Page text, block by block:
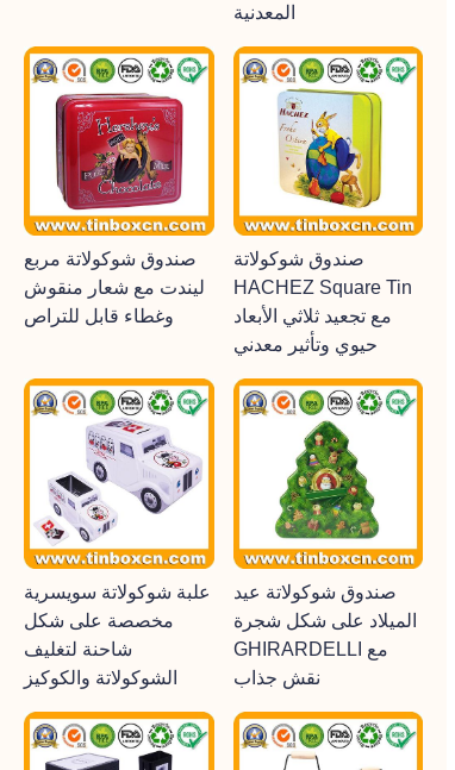
المعدنية
صندوق شوكولاتة مربع
ليندت مع شعار منقوش
وغطاء قابل للتراص
صندوق شوكولاتة
HACHEZ Square Tin
مع تجعيد ثلاثي الأبعاد
حيوي وتأثير معدني
علبة شوكولاتة سويسرية
مخصصة على شكل
شاحنة لتغليف
الشوكولاتة والكوكيز
صندوق شوكولاتة عيد
الميلاد على شكل شجرة
GHIRARDELLI مع
نقش جذاب